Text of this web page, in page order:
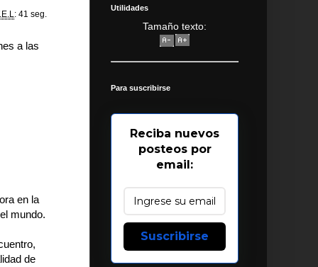
: 41 seg.
a las
en la
mundo.
de
Utilidades
Tamaño texto:
Para suscribirse
Reciba nuevos
posteos por
email:
Suscribirse